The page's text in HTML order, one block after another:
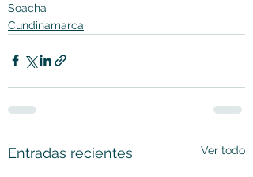
Soacha
Cundinamarca
Entradas recientes Ver todo